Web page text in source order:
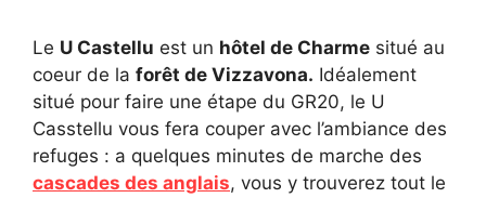
Le U Castellu est un hôtel de Charme situé au
coeur de la forêt de Vizzavona. Idéalement
situé pour faire une étape du GR20, le U
Casstellu vous fera couper avec l’ambiance des
refuges : a quelques minutes de marche des
cascades des anglais, vous y trouverez tout le